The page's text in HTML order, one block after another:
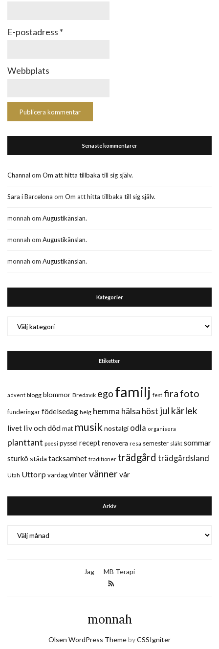
E-postadress *
Webbplats
Senaste kommentarer
Channal om Om att hitta tillbaka till sig själv.
Sara i Barcelona om Om att hitta tillbaka till sig själv.
monnah om Augustikänslan.
monnah om Augustikänslan.
monnah om Augustikänslan.
Kategorier
Etiketter
advent blogg blommor Bredavik ego familj fest fira foto
funderingarfödelsedag helg hemma hälsa höst jul kärlek
livet liv och dödmat musik nostalgi odla organisera
planttant poesi pyssel receptrenovera resa semester släkt sommar
sturkö städa tacksamhet traditioner trädgård trädgårdsland
Utah Uttorp vardagvintervänner vår
Arkiv
Jag MB Terapi
monnah
Olsen WordPress ThemebyCSSIgniter